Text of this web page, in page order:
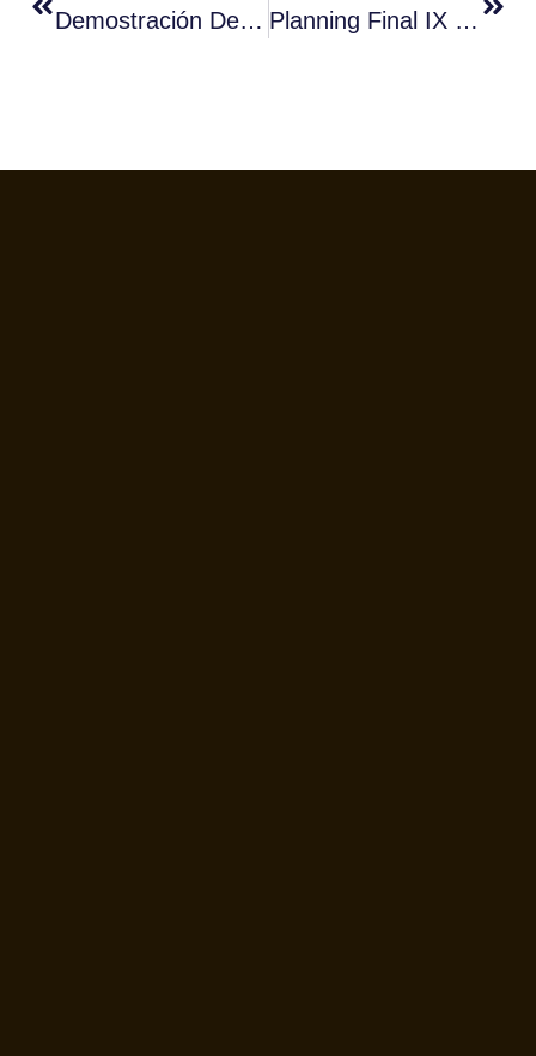
Demostración De Héctor Hernández En Fórum Café – Hostelco Planning Final IX Campeonato Nacional De Baristas